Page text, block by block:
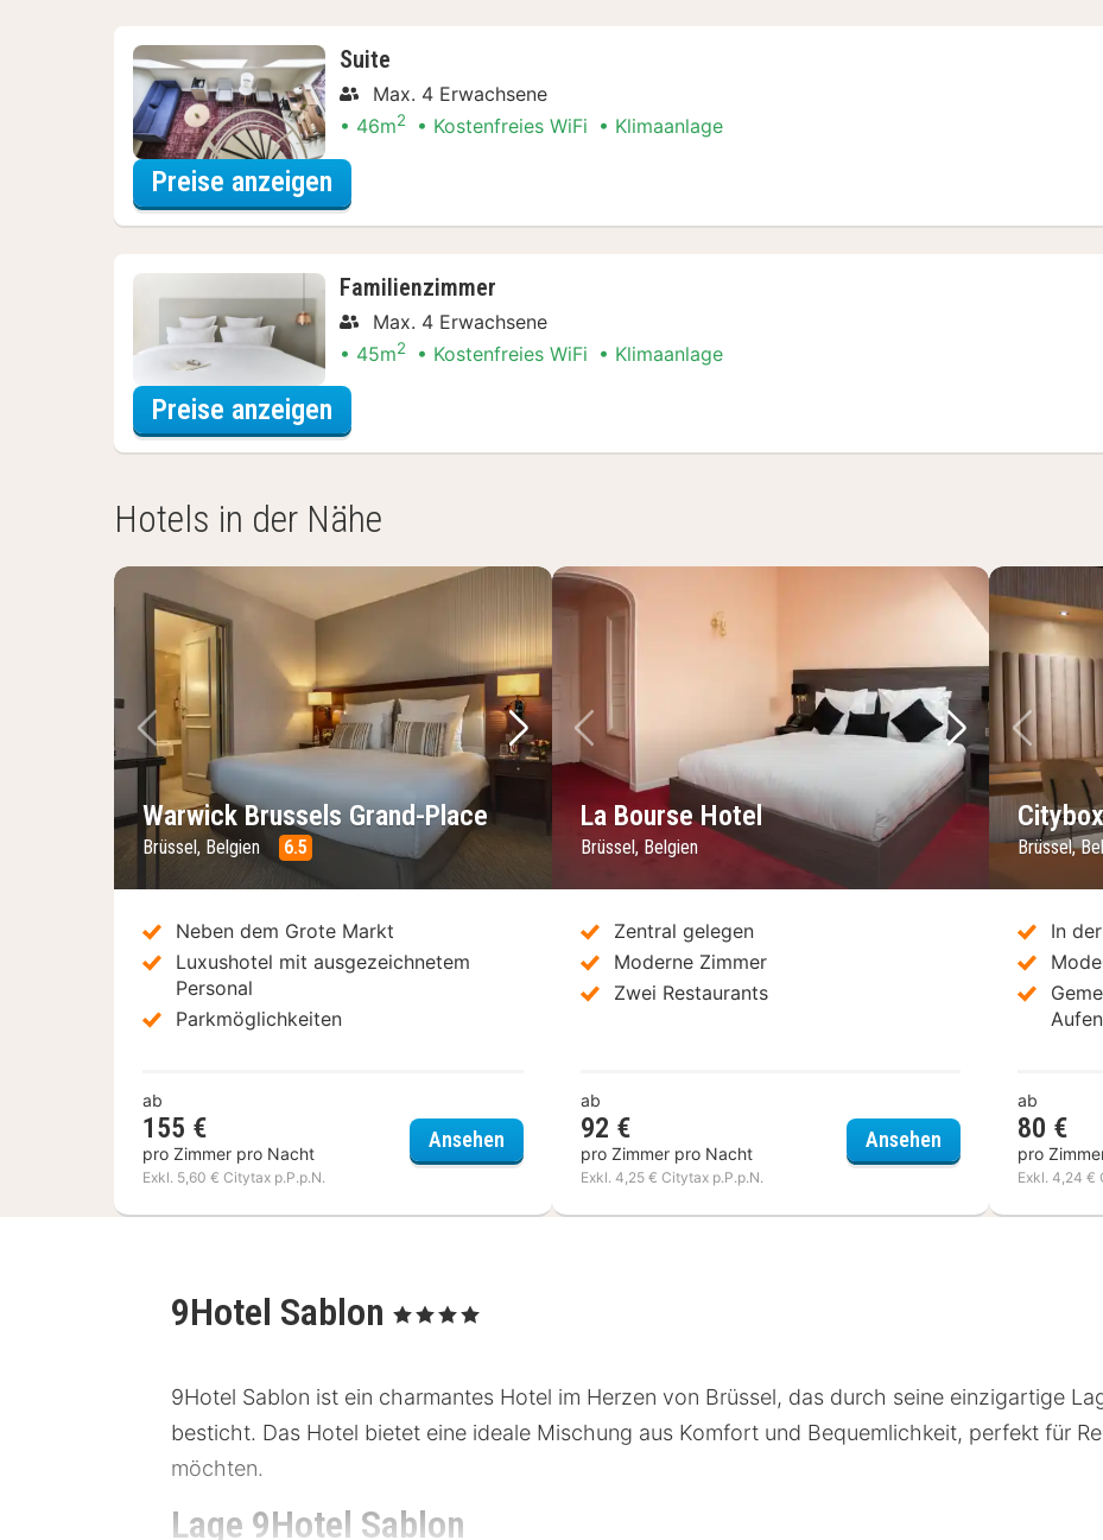
Suite
Max. 4 Erwachsene
46m2 Kostenfreies WiFi Klimaanlage
Preise anzeigen
Familienzimmer
Max. 4 Erwachsene
45m2 Kostenfreies WiFi Klimaanlage
Preise anzeigen
Hotels in der Nähe
Vorheriges Bild
Nächstes Bild
Warwick Brussels Grand-Place
Brüssel, Belgien 6.5
Neben dem Grote Markt
Luxushotel mit ausgezeichnetem
Personal
Parkmöglichkeiten
ab
155 €
pro Zimmer pro Nacht
Exkl. 5,60 € Citytax p.P.p.N.
AnsehenWarwick Brussels Grand-Place
Vorheriges Bild
Nächstes Bild
La Bourse Hotel
Brüssel, Belgien
Zentral gelegen
Moderne Zimmer
Zwei Restaurants
ab
92 €
pro Zimmer pro Nacht
Exkl. 4,25 € Citytax p.P.p.N.
Ansehen La Bourse Hotel
Brüssel,
In
ab
80 €
pro
Exkl. 4,24 €
9Hotel Sablon , 4 Sterne
9Hotel Sablon ist ein charmantes Hotel im Herzen von Brüssel, das durch seine einzigartige
besticht. Das Hotel bietet eine ideale Mischung aus Komfort und Bequemlichkeit, perfekt für
möchten.
Lage 9Hotel Sablon